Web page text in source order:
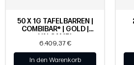
50 X 1G TAFELBARREN |
COMBIBAR® | GOLD |
VALCAMBI
6.409,37 €
In den Warenkorb